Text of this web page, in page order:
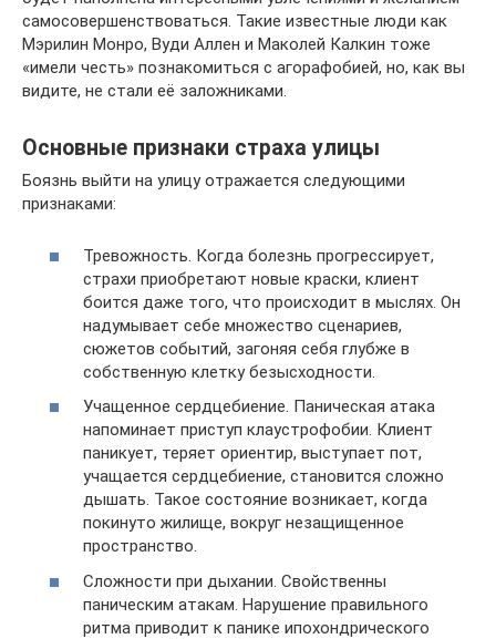
самосовершенствоваться. Такие известные люди как
Мэрилин Монро, Вуди Аллен и Маколей Калкин тоже
«имели честь» познакомиться с агорафобией, но, как вы
видите, не стали её заложниками.
Основные признаки страха улицы
Боязнь выйти на улицу отражается следующими
признаками:
Тревожность. Когда болезнь прогрессирует,
страхи приобретают новые краски, клиент
боится даже того, что происходит в мыслях. Он
надумывает себе множество сценариев,
сюжетов событий, загоняя себя глубже в
собственную клетку безысходности.
Учащенное сердцебиение. Паническая атака
напоминает приступ клаустрофобии. Клиент
паникует, теряет ориентир, выступает пот,
учащается сердцебиение, становится сложно
дышать. Такое состояние возникает, когда
покинуто жилище, вокруг незащищенное
пространство.
Сложности при дыхании. Свойственны
паническим атакам. Нарушение правильного
ритма приводит к панике ипохондрического